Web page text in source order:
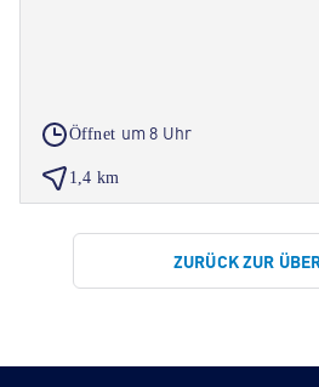
Öffnet um 8 Uhr
1,4 km
ZURÜCK ZUR